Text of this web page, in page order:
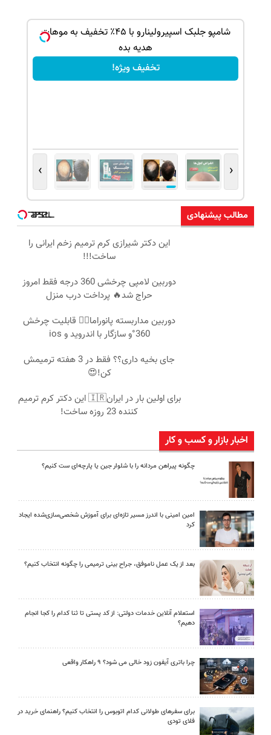
شامپو جلبک اسپیرولینارو با ۴۵٪ تخفیف به موهات
هدیه بده
تخفیف ویژه!
‹
›
مطالب پیشنهادی
این دکتر شیرازی کرم ترمیم زخم ایرانی را
ساخت!!!
دوربین لامپی چرخشی 360 درجه فقط امروز
حراج شد🔥 پرداخت درب منزل
دوربین مداربسته پانوراما👈🏻 قابلیت چرخش
360°و سازگار با اندروید و ios
جای بخیه داری؟؟ فقط در 3 هفته ترمیمش
کن!😍
برای اولین بار در ایران🇮🇷 این دکتر کرم ترمیم
کننده 23 روزه ساخت!
اخبار بازار و کسب و کار
چگونه پیراهن مردانه را با شلوار جین یا پارچه‌ای ست کنیم؟
امین امینی با اندرز مسیر تازه‌ای برای آموزش شخصی‌سازی‌شده ایجاد
کرد
بعد از یک عمل ناموفق، جراح بینی ترمیمی را چگونه انتخاب کنیم؟
استعلام آنلاین خدمات دولتی: از کد پستی تا ثنا کدام را کجا انجام
دهیم؟
چرا باتری آیفون زود خالی می شود؟ ۹ راهکار واقعی
برای سفرهای طولانی کدام اتوبوس را انتخاب کنیم؟ راهنمای خرید در
فلای تودی